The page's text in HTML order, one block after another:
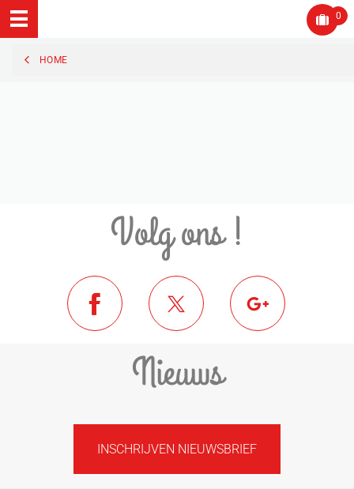
0
HOME
Volg ons !
Nieuws
INSCHRIJVEN NIEUWSBRIEF